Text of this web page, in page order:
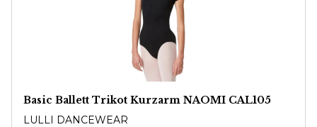
Basic Ballett Trikot Kurzarm NAOMI CAL105
LULLI DANCEWEAR